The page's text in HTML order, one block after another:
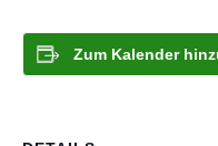
Zum Kalender